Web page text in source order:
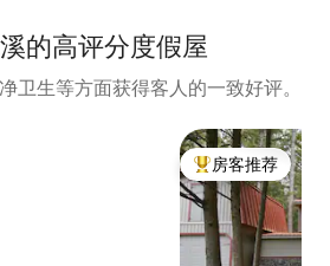
的高评分度假屋
卫生等方面获得客人的一致好评。
热门「房客推荐」
房客推荐